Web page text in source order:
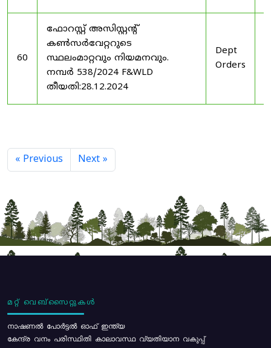
60
ഫോറസ്റ്റ് അസിസ്റ്റൻ്റ്
കൺസർവേറ്ററുടെ
സ്ഥലംമാറ്റവും നിയമനവും.
നമ്പർ 538/2024 F&WLD
തീയതി:28.12.2024
Dept
Orders
« Previous Next »
മറ്റ് വെബ്സൈറ്റുകൾ
നാഷണൽ പോർട്ടൽ ഓഫ് ഇന്ത്യ
കേന്ദ്ര വനം പരിസ്ഥിതി കാലാവസ്ഥ വ്യതിയാന വകുപ്പ്